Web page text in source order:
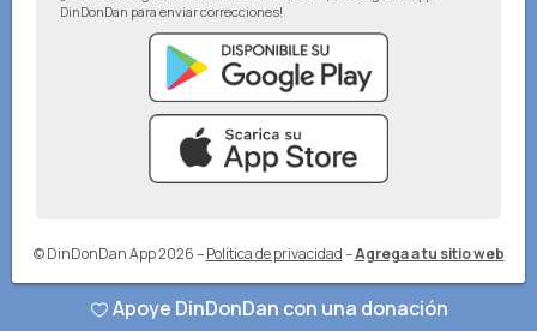
DinDonDan para enviar correcciones!
© DinDonDan App 2026– Política de privacidad–Agrega a tu sitio web
Apoye DinDonDan con una donación